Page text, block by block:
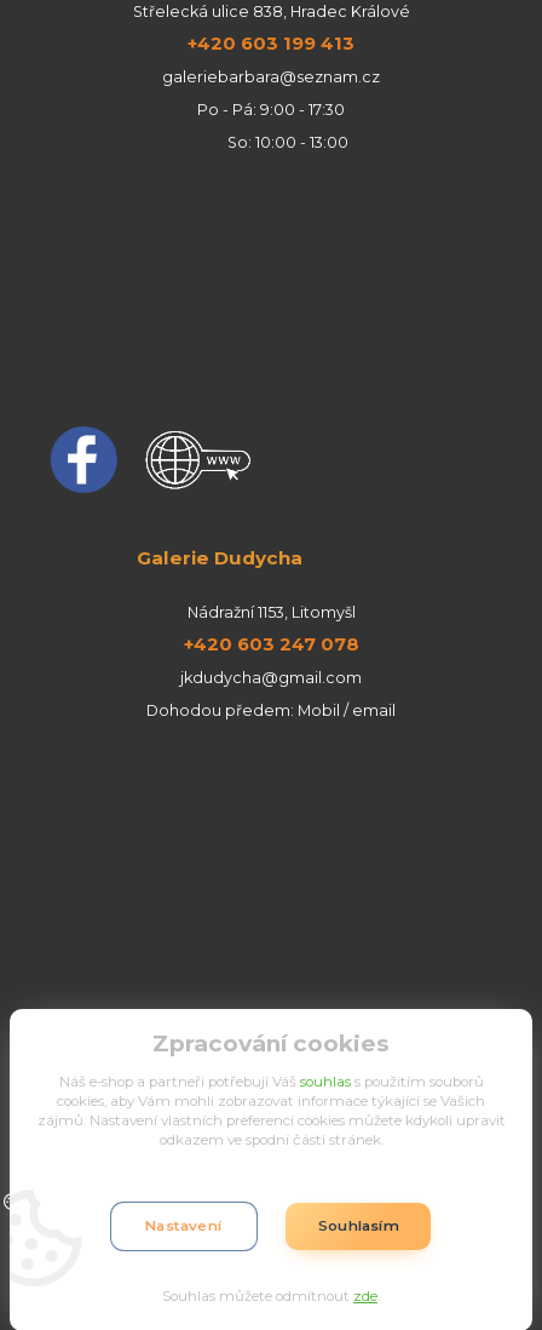
Střelecká ulice 838, Hradec Králové
+420 603 199 413
galeriebarbara@seznam.cz
Po - Pá: 9:00 - 17:30
So: 10:00 - 13:00
Galerie Dudycha
Nádražní 1153, Litomyšl
+420 603 247 078
jkdudycha@gmail.com
Dohodou předem: Mobil / email
Upravit sběr cookies.
Eshop-rychle.cz
Zpracování cookies
Náš e-shop a partneři potřebují Váš souhlass použitím souborů
cookies, aby Vám mohli zobrazovat informace týkající se Vašich
zájmů. Nastavení vlastních preferencí cookies můžete kdykoli upravit
odkazem ve spodní části stránek.
Nastavení Souhlasím
Souhlas můžete odmítnout zde.